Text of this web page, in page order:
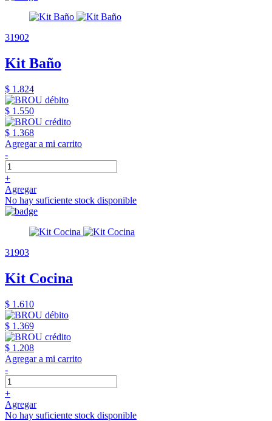
31902
Kit Baño
$ 1.824
$ 1.550
$ 1.368
Agregar a mi carrito
-
+
Agregar
No hay suficiente stock disponible
31903
Kit Cocina
$ 1.610
$ 1.369
$ 1.208
Agregar a mi carrito
-
+
Agregar
No hay suficiente stock disponible